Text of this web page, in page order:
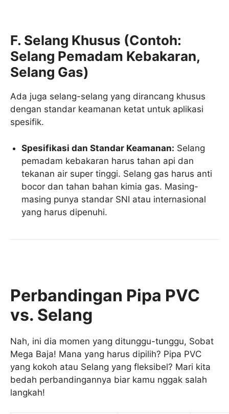
F. Selang Khusus (Contoh:
Selang Pemadam Kebakaran,
Selang Gas)
Ada juga selang-selang yang dirancang khusus
dengan standar keamanan ketat untuk aplikasi
spesifik.
Spesifikasi dan Standar Keamanan: Selang
pemadam kebakaran harus tahan api dan
tekanan air super tinggi. Selang gas harus anti
bocor dan tahan bahan kimia gas. Masing-
masing punya standar SNI atau internasional
yang harus dipenuhi.
Perbandingan Pipa PVC
vs. Selang
Nah, ini dia momen yang ditunggu-tunggu, Sobat
Mega Baja! Mana yang harus dipilih? Pipa PVC
yang kokoh atau Selang yang fleksibel? Mari kita
bedah perbandingannya biar kamu nggak salah
langkah!